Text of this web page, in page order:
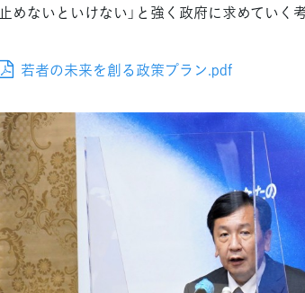
止めないといけない」と強く政府に求めていく
若者の未来を創る政策プラン.pdf